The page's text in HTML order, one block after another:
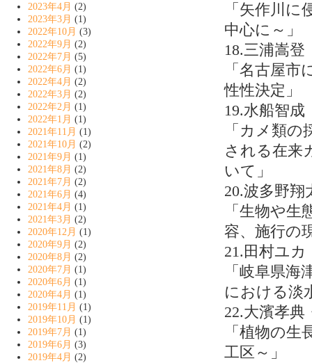
2023年4月 (2)
2023年3月 (1)
2022年10月 (3)
2022年9月 (2)
2022年7月 (5)
2022年6月 (1)
2022年4月 (2)
2022年3月 (2)
2022年2月 (1)
2022年1月 (1)
2021年11月 (1)
2021年10月 (2)
2021年9月 (1)
2021年8月 (2)
2021年7月 (2)
2021年6月 (4)
2021年4月 (1)
2021年3月 (2)
2020年12月 (1)
2020年9月 (2)
2020年8月 (2)
2020年7月 (1)
2020年6月 (1)
2020年4月 (1)
2019年11月 (1)
2019年10月 (1)
2019年7月 (1)
2019年6月 (3)
2019年4月 (2)
「矢作川
中心に～」
18.三浦嵩登
「名古屋
性性決定」
19.水船智
「カメ類
される在来
いて」
20.波多野翔
「生物や
容、施行の
21.田村ユ
「岐阜県
における淡
22.大濱孝
「植物の
工区～」